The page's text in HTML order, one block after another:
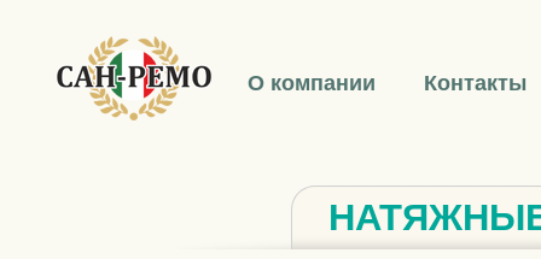
О компании Контакты